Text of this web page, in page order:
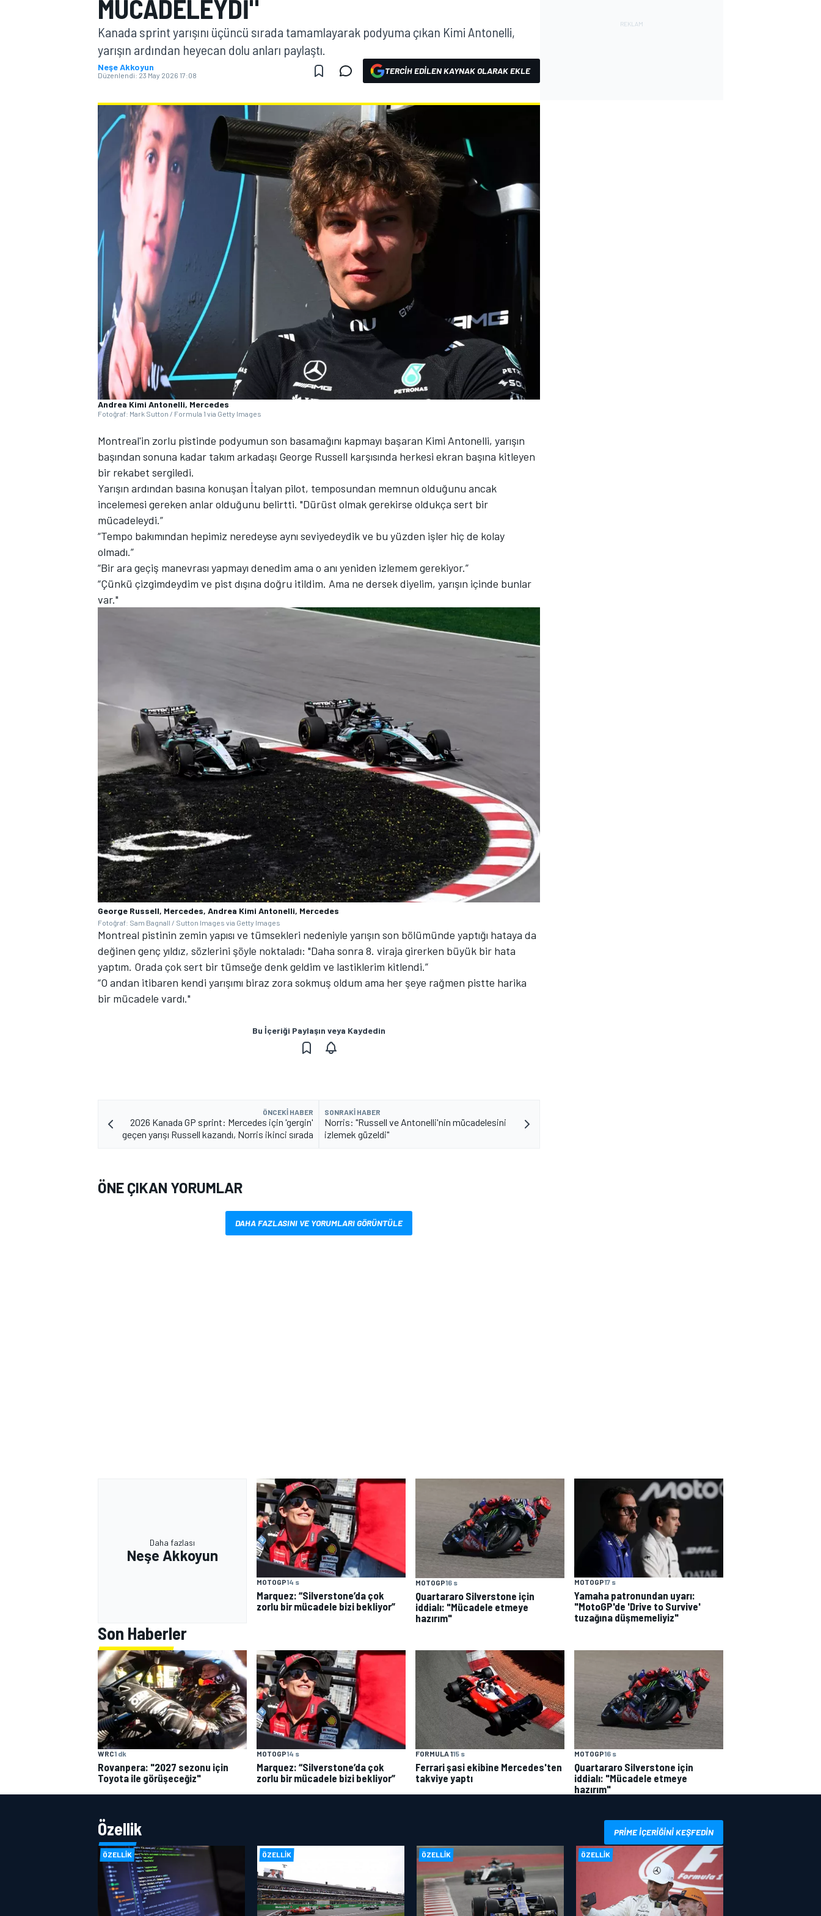
MOTOGP
WORLD SUPERBIKE
WRC
MÜCADELEYDI"
Kanada sprint yarışını üçüncü sırada tamamlayarak podyuma çıkan Kimi Antonelli,
yarışın ardından heyecan dolu anları paylaştı.
Neşe Akkoyun
Düzenlendi: 23 May 2026 17:08 TERCIH EDILEN KAYNAK OLARAK EKLE
Andrea Kimi Antonelli, Mercedes
Fotoğraf: Mark Sutton / Formula 1 via Getty Images
Montreal'in zorlu pistinde podyumun son basamağını kapmayı başaran Kimi Antonelli, yarışın
başından sonuna kadar takım arkadaşı George Russell karşısında herkesi ekran başına kitleyen
bir rekabet sergiledi.
Yarışın ardından basına konuşan İtalyan pilot, temposundan memnun olduğunu ancak
incelemesi gereken anlar olduğunu belirtti. "Dürüst olmak gerekirse oldukça sert bir
mücadeleydi.”
“Tempo bakımından hepimiz neredeyse aynı seviyedeydik ve bu yüzden işler hiç de kolay
olmadı.”
“Bir ara geçiş manevrası yapmayı denedim ama o anı yeniden izlemem gerekiyor.”
“Çünkü çizgimdeydim ve pist dışına doğru itildim. Ama ne dersek diyelim, yarışın içinde bunlar
var."
George Russell, Mercedes, Andrea Kimi Antonelli, Mercedes
Fotoğraf: Sam Bagnall / Sutton Images via Getty Images
Montreal pistinin zemin yapısı ve tümsekleri nedeniyle yarışın son bölümünde yaptığı hataya da
değinen genç yıldız, sözlerini şöyle noktaladı: "Daha sonra 8. viraja girerken büyük bir hata
yaptım. Orada çok sert bir tümseğe denk geldim ve lastiklerim kitlendi.”
“O andan itibaren kendi yarışımı biraz zora sokmuş oldum ama her şeye rağmen pistte harika
bir mücadele vardı."
Bu İçeriği Paylaşın veya Kaydedin
ÖNCEKI HABER
2026 Kanada GP sprint: Mercedes için 'gergin'
geçen yarışı Russell kazandı, Norris ikinci sırada
SONRAKI HABER
Norris: "Russell ve Antonelli'nin mücadelesini
izlemek güzeldi"
ÖNE ÇIKAN YORUMLAR
DAHA FAZLASINI VE YORUMLARI GÖRÜNTÜLE
Daha fazlası
Neşe Akkoyun
MOTOGP14 s
Marquez: “Silverstone’da çok
zorlu bir mücadele bizi bekliyor”
MOTOGP16 s
Quartararo Silverstone için
iddialı: "Mücadele etmeye
hazırım"
MOTOGP17 s
Yamaha patronundan uyarı:
"MotoGP'de 'Drive to Survive'
tuzağına düşmemeliyiz"
Son Haberler
WRC1 dk
Rovanpera: "2027 sezonu için
Toyota ile görüşeceğiz"
MOTOGP14 s
Marquez: “Silverstone’da çok
zorlu bir mücadele bizi bekliyor”
FORMULA 115 s
Ferrari şasi ekibine Mercedes'ten
takviye yaptı
MOTOGP16 s
Quartararo Silverstone için
iddialı: "Mücadele etmeye
hazırım"
Özellik PRIME IÇERIĞINI KEŞFEDIN
ÖZELLIK ÖZELLIK ÖZELLIK ÖZELLIK